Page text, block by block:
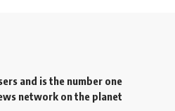
and is the number one
network on the planet